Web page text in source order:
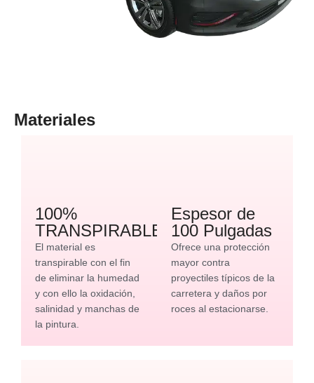
Materiales
100%
TRANSPIRABLE
El material es
transpirable con el fin
de eliminar la humedad
y con ello la oxidación,
salinidad y manchas de
la pintura.
Espesor de
100 Pulgadas
Ofrece una protección
mayor contra
proyectiles típicos de la
carretera y daños por
roces al estacionarse.